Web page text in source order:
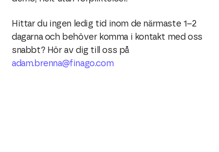
Hittar du ingen ledig tid inom de närmaste 1–2
dagarna och behöver komma i kontakt med oss
snabbt? Hör av dig till oss på
adam.brenna@finago.com